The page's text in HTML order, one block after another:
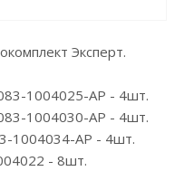
Эксперт.
1004025-АР - 4шт.
1004030-АР - 4шт.
1004034-АР - 4шт.
- 8шт.